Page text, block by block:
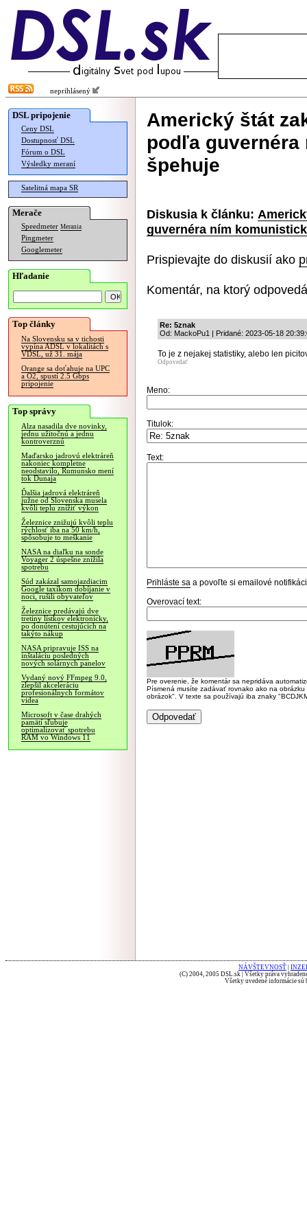
neprihlásený
DSL pripojenie
Ceny DSL
Dostupnosť DSL
Fórum o DSL
Výsledky meraní
Satelitná mapa SR
Merače
Speedmeter Merania
Pingmeter
Googlemeter
Hľadanie
Top články
Na Slovensku sa v tichosti
vypína ADSL v lokalitách s
VDSL, už 31. mája
Orange sa doťahuje na UPC
a O2, spustí 2.5 Gbps
pripojenie
Top správy
Alza nasadila dve novinky,
jednu užitočnú a jednu
kontroverznú
Maďarsko jadrovú elektráreň
nakoniec kompletne
neodstavilo, Rumunsko mení
tok Dunaja
Ďalšia jadrová elektráreň
južne od Slovenska musela
kvôli teplu znížiť výkon
Železnice znižujú kvôli teplu
rýchlosť iba na 50 km/h,
spôsobuje to meškanie
NASA na diaľku na sonde
Voyager 2 úspešne znížila
spotrebu
Súd zakázal samojazdiacim
Google taxíkom dobíjanie v
noci, rušili obyvateľov
Železnice predávajú dve
tretiny lístkov elektronicky,
po donútení cestujúcich na
takýto nákup
NASA pripravuje ISS na
inštaláciu posledných
nových solárnych panelov
Vydaný nový FFmpeg 9.0,
zlepšil akceleráciu
profesionálnych formátov
videa
Microsoft v čase drahých
pamätí sľubuje
optimalizovať spotrebu
RAM vo Windows 11
Americký štát
podľa
špehuje
Diskusia k článku:
guvernéra ním
Prispievajte do diskusií ako
Komentár, na ktorý
Re: 5znak
Od: MackoPu1 | Pridané: 2023-05-18
To je z nejakej statistiky, alebo len
Odpovedať
Meno:
Titulok:
Text:
Prihláste sa a povoľte si emailové
Overovací text:
Pre overenie, že komentár sa nepridáva
Písmená musíte zadávať rovnako ako na
obrázok". V texte sa používajú iba znaky
NÁVŠTEVNOSŤ
(C) 2004, 2005 DSL.sk | Všetky práva
Všetky uvedené informácie sú